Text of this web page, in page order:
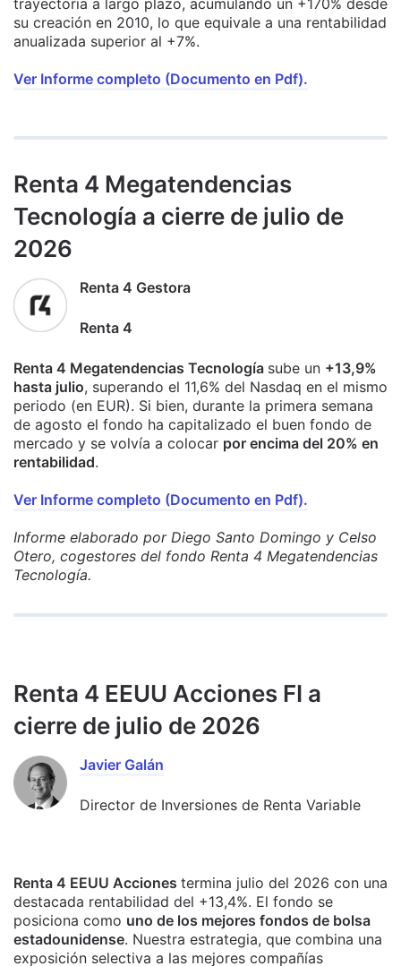
trayectoria a largo plazo, acumulando un +170% desde
su creación en 2010, lo que equivale a una rentabilidad
anualizada superior al +7%.
Ver Informe completo (Documento en Pdf).
Renta 4 Megatendencias
Tecnología a cierre de julio de
2026
Renta 4 Gestora
Renta 4
Renta 4 Megatendencias Tecnología sube un +13,9%
hasta julio, superando el 11,6% del Nasdaq en el mismo
periodo (en EUR). Si bien, durante la primera semana
de agosto el fondo ha capitalizado el buen fondo de
mercado y se volvía a colocar por encima del 20% en
rentabilidad.
Ver Informe completo (Documento en Pdf).
Informe elaborado por Diego Santo Domingo y Celso
Otero, cogestores del fondo Renta 4 Megatendencias
Tecnología.
Renta 4 EEUU Acciones FI a
cierre de julio de 2026
Javier Galán
Director de Inversiones de Renta Variable
Renta 4 EEUU Acciones termina julio del 2026 con una
destacada rentabilidad del +13,4%. El fondo se
posiciona como uno de los mejores fondos de bolsa
estadounidense. Nuestra estrategia, que combina una
exposición selectiva a las mejores compañías